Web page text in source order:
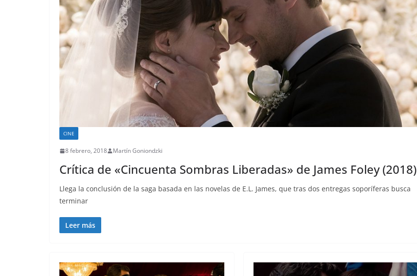
CINE
8 febrero, 2018 Martín Goniondzki
Crítica de «Cincuenta Sombras Liberadas» de James Foley (2018)
Llega la conclusión de la saga basada en las novelas de E.L. James, que tras dos entregas soporíferas busca
terminar
Leer más